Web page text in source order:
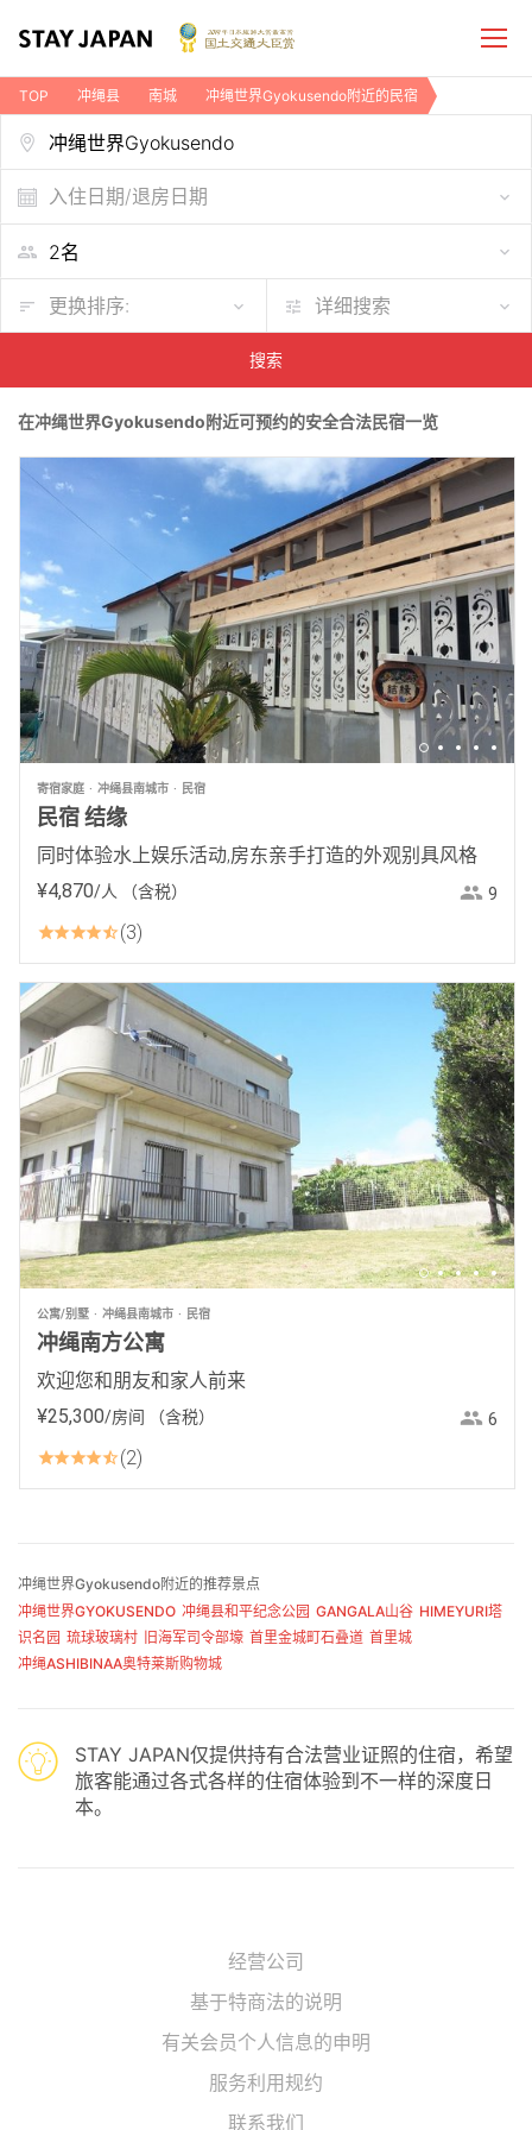
TOP 冲绳县 南城 冲绳世界Gyokusendo附近的民宿
入住日期/退房日期
更换排序: 详细搜索
搜索
在冲绳世界Gyokusendo附近可预约的安全合法民宿一览
寄宿家庭 冲绳县南城市 民宿
民宿 结缘
同时体验水上娱乐活动,房东亲手打造的外观别具风格
¥4,870/人 （含税） 9
3
公寓/别墅 冲绳县南城市 民宿
冲绳南方公寓
欢迎您和朋友和家人前来
¥25,300/房间 （含税） 6
2
冲绳世界Gyokusendo附近的推荐景点
冲绳世界GYOKUSENDO 冲绳县和平纪念公园 GANGALA山谷 HIMEYURI塔
识名园 琉球玻璃村 旧海军司令部壕 首里金城町石叠道 首里城
冲绳ASHIBINAA奥特莱斯购物城
STAY JAPAN仅提供持有合法营业证照的住宿，希望
旅客能通过各式各样的住宿体验到不一样的深度日
本。
经营公司
基于特商法的说明
有关会员个人信息的申明
服务利用规约
联系我们